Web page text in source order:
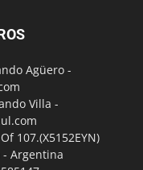
Agüero -
Villa -
107.(X5152EYN)
- Argentina